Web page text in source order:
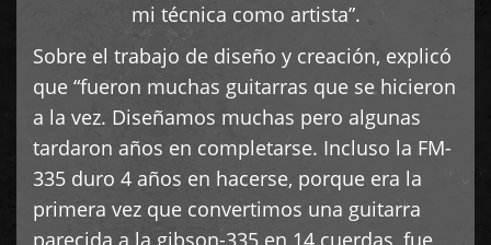
mi técnica como artista”.
Sobre el trabajo de diseño y creación, explicó
que “fueron muchas guitarras que se hicieron
a la vez. Diseñamos muchas pero algunas
tardaron años en completarse. Incluso la FM-
335 duro 4 años en hacerse, porque era la
primera vez que convertimos una guitarra
parecida a la gibson-335 en 14 cuerdas, fue